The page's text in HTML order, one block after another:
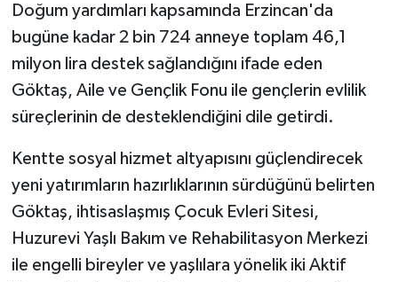
Doğum yardımları kapsamında Erzincan'da
bugüne kadar 2 bin 724 anneye toplam 46,1
milyon lira destek sağlandığını ifade eden
Göktaş, Aile ve Gençlik Fonu ile gençlerin evlilik
süreçlerinin de desteklendiğini dile getirdi.
Kentte sosyal hizmet altyapısını güçlendirecek
yeni yatırımların hazırlıklarının sürdüğünü belirten
Göktaş, ihtisaslaşmış Çocuk Evleri Sitesi,
Huzurevi Yaşlı Bakım ve Rehabilitasyon Merkezi
ile engelli bireyler ve yaşlılara yönelik iki Aktif